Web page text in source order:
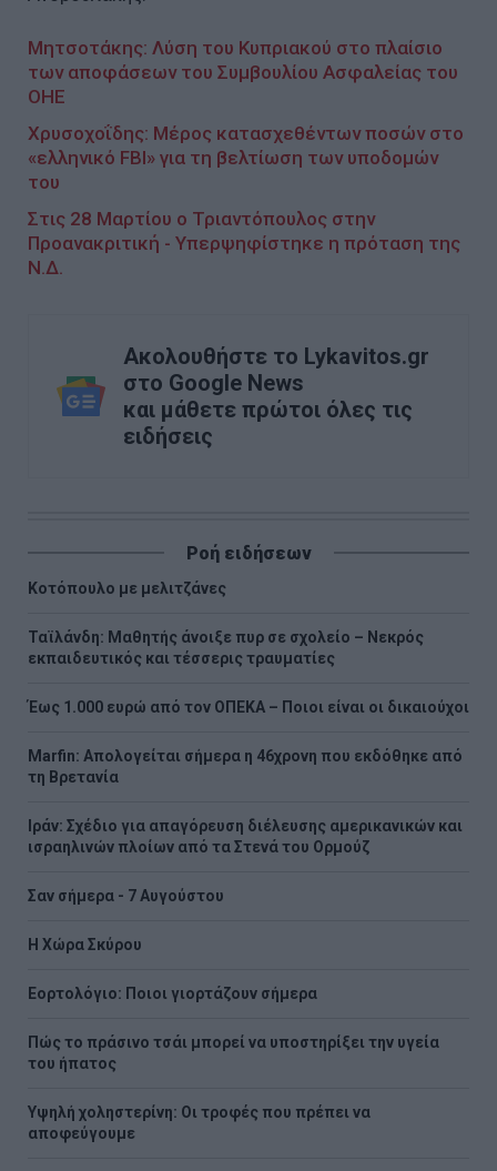
Μητσοτάκης: Λύση του Κυπριακού στο πλαίσιο
των αποφάσεων του Συμβουλίου Ασφαλείας του
ΟΗΕ
Χρυσοχοΐδης: Μέρος κατασχεθέντων ποσών στο
«ελληνικό FBI» για τη βελτίωση των υποδομών
του
Στις 28 Μαρτίου ο Τριαντόπουλος στην
Προανακριτική - Υπερψηφίστηκε η πρόταση της
Ν.Δ.
Ακολουθήστε το Lykavitos.gr
στο Google News
και μάθετε πρώτοι όλες τις
ειδήσεις
Ροή ειδήσεων
Κοτόπουλο με μελιτζάνες
Ταϊλάνδη: Μαθητής άνοιξε πυρ σε σχολείο – Νεκρός
εκπαιδευτικός και τέσσερις τραυματίες
Έως 1.000 ευρώ από τον ΟΠΕΚΑ – Ποιοι είναι οι δικαιούχοι
Marfin: Απολογείται σήμερα η 46χρονη που εκδόθηκε από
τη Βρετανία
Ιράν: Σχέδιο για απαγόρευση διέλευσης αμερικανικών και
ισραηλινών πλοίων από τα Στενά του Ορμούζ
Σαν σήμερα - 7 Αυγούστου
Η Χώρα Σκύρου
Εορτολόγιο: Ποιοι γιορτάζουν σήμερα
Πώς το πράσινο τσάι μπορεί να υποστηρίξει την υγεία
του ήπατος
Υψηλή χοληστερίνη: Οι τροφές που πρέπει να
αποφεύγουμε